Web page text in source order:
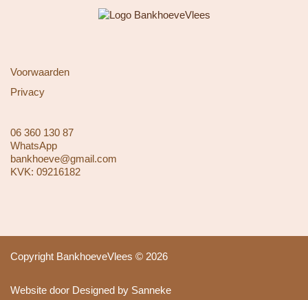
Voorwaarden
Privacy
06 360 130 87
WhatsApp
bankhoeve@gmail.com
KVK: 09216182
Copyright BankhoeveVlees © 2026
Website door Designed by Sanneke